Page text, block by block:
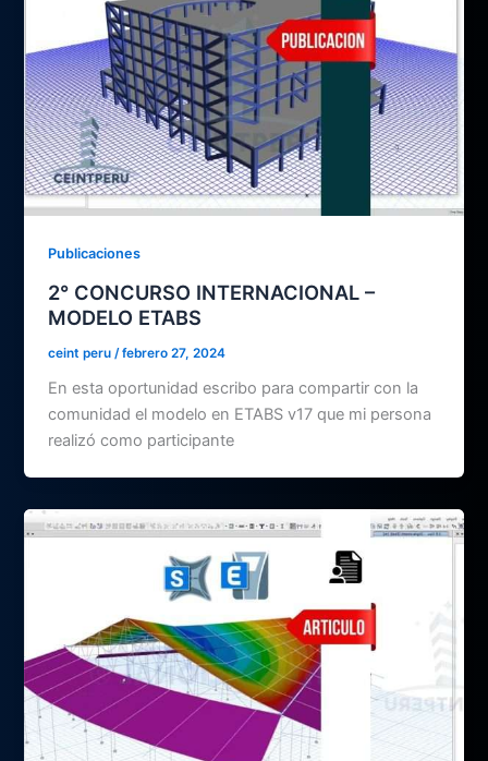
Publicaciones
2° CONCURSO INTERNACIONAL –
MODELO ETABS
ceint peru /febrero 27, 2024
En esta oportunidad escribo para compartir con la
comunidad el modelo en ETABS v17 que mi persona
realizó como participante